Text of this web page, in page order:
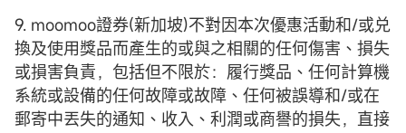
9. moomoo證券(新加坡)不對因本次優惠活動和/或兑
換及使用獎品而產生的或與之相關的任何傷害、損失
或損害負責，包括但不限於：履行獎品、任何計算機
系統或設備的任何故障或故障、任何被誤導和/或在
郵寄中丟失的通知、收入、利潤或商譽的損失，直接